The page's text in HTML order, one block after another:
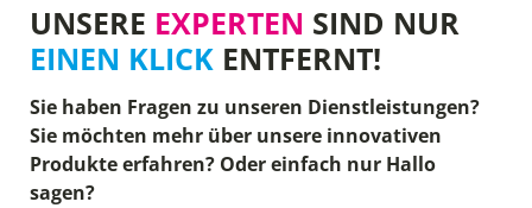
UNSERE EXPERTEN SIND NUR
EINEN KLICK ENTFERNT!
Sie haben Fragen zu unseren Dienstleistungen?
Sie möchten mehr über unsere innovativen
Produkte erfahren? Oder einfach nur Hallo
sagen?